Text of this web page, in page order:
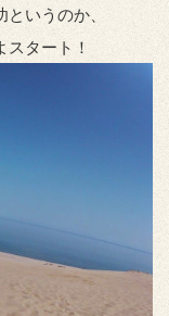
いうのか、
タート！